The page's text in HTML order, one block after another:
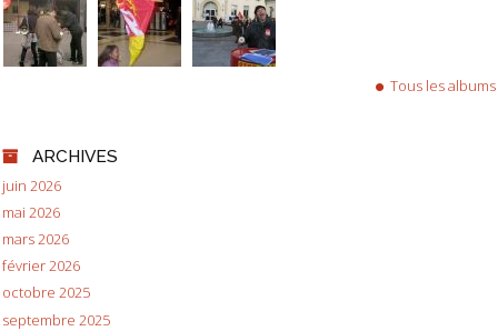
Tous les albums
ARCHIVES
juin 2026
mai 2026
mars 2026
février 2026
octobre 2025
septembre 2025